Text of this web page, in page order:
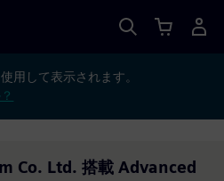
用して表示されます。
Co. Ltd. 搭載 Advanced